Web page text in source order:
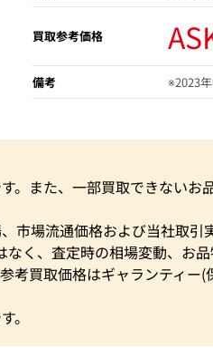
買取参考価格
備考 ※2023
。また、一部買取できないお
市場流通価格および当社取引
く、査定時の相場変動、お品
考買取価格はギャランティー
。